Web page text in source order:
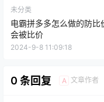
未分类
电霸拼多多怎么做的防比
会被比价
2024-9-8 11:09:18
0 条回复 A 文章作者